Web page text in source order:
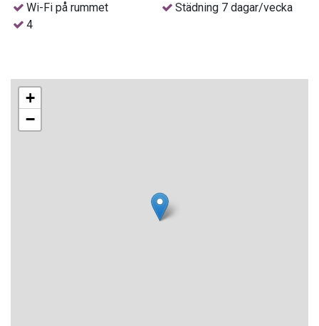
Några av dessa är:
- Premiumboende
hängmattor och jacuzzi
- Tillgång till terrassen med Star Prestige Bar
satellit-tv, Wi-Fi, luftkonditionering juni–september, minibar
och kassafack samt balkong eller terrass. Städning 7
Wi-Fi på rummet
Städning 7 dagar/vecka
4
+
−